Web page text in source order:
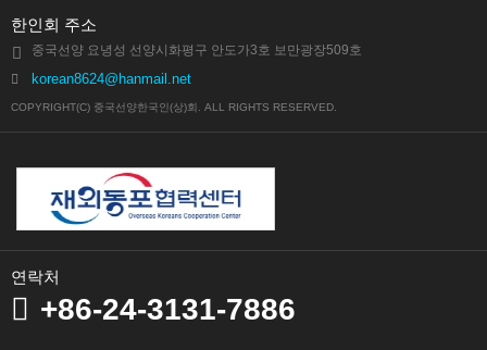
한인회 주소
중국선양 요녕성 선양시화평구 안도가3호 보만광장509호
korean8624@hanmail.net
COPYRIGHT(C) 중국선양한국인(상)회. ALL RIGHTS RESERVED.
연락처
+86-24-3131-7886